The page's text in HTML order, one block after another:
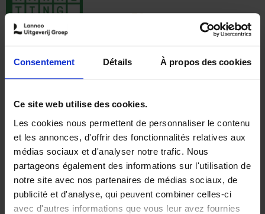
Consentement Détails À propos des cookies
Ce site web utilise des cookies.
Les cookies nous permettent de personnaliser le contenu
et les annonces, d'offrir des fonctionnalités relatives aux
médias sociaux et d'analyser notre trafic. Nous
partageons également des informations sur l'utilisation de
notre site avec nos partenaires de médias sociaux, de
publicité et d'analyse, qui peuvent combiner celles-ci
avec d'autres informations que vous leur avez fournies
€35,50
The Offer You Can't
Refuse
Steven Van Belleghem
Couverture souple
2020 256
€37,50